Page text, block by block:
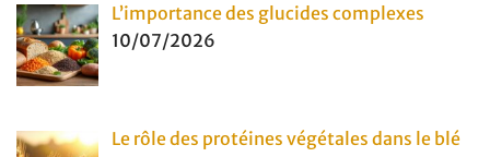
L’importance des glucides complexes
10/07/2026
Le rôle des protéines végétales dans le blé